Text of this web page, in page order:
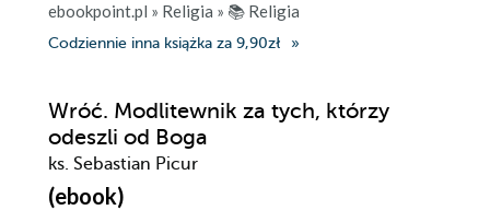
ebookpoint.pl » Religia » 📚 Religia
Codziennie inna książka za 9,90zł
Wróć. Modlitewnik za tych, którzy
odeszli od Boga
ks. Sebastian Picur
(ebook)